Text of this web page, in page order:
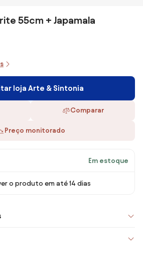
55cm + Japamala
loja Arte & Sintonia
Comparar
Preço monitorado
Em estoque
o produto em até 14 dias